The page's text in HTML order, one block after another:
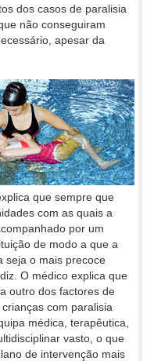
dos casos de paralisia
não conseguiram
apesar da
que sempre que
com as quais a
por um
de modo a que a
seja o mais precoce
O médico explica que
outro dos factores de
com paralisia
médica, terapêutica,
vasto, o que
de intervenção mais